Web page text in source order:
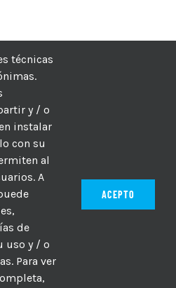
Hosting Para PYMES
los derechos reservados
técnicas
y / o
instalar
con su
al
A
de
uso y / o
Para ver
ACEPTO